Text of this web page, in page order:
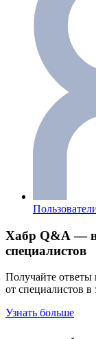
Хабр Q&A —
специалистов
Получайте
от специалистов в
Узнать больше